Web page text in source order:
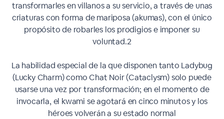
transformarles en villanos a su servicio, a través de unas
criaturas con forma de mariposa (akumas), con el único
propósito de robarles los prodigios e imponer su
voluntad.2​
La habilidad especial de la que disponen tanto Ladybug
(Lucky Charm) como Chat Noir (Cataclysm) solo puede
usarse una vez por transformación; en el momento de
invocarla, el kwami se agotará en cinco minutos y los
héroes volverán a su estado normal